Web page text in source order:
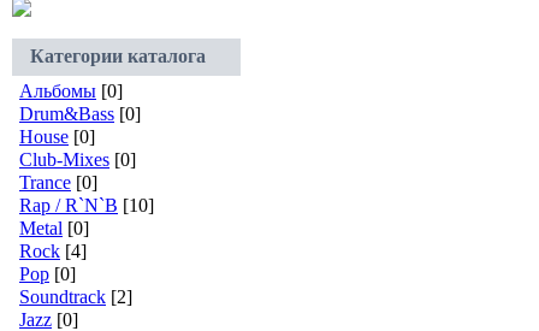
Категории каталога
Альбомы [0]
Drum&Bass [0]
House [0]
Club-Mixes [0]
Trance [0]
Rap / R`N`B [10]
Metal [0]
Rock [4]
Pop [0]
Soundtrack [2]
Jazz [0]